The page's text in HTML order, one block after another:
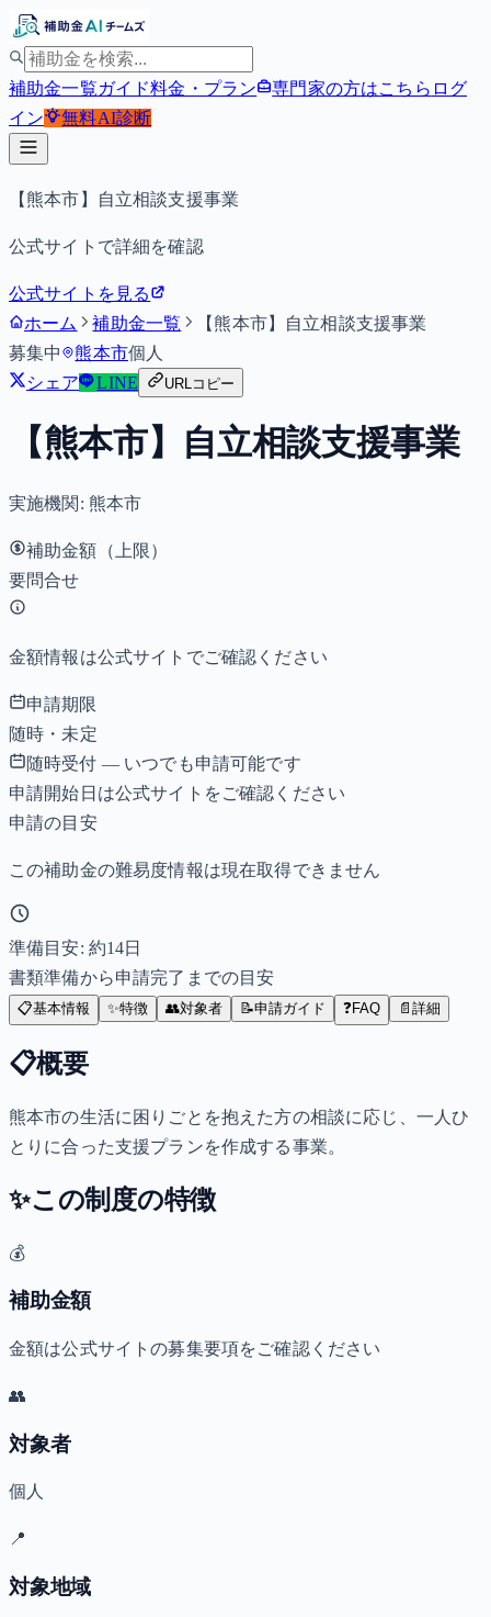
補助金一覧ガイド料金・プラン 専門家の方はこちら ログ
イン
無料AI診断
【熊本市】自立相談支援事業
公式サイトで詳細を確認
公式サイトを見る
ホーム
補助金一覧
【熊本市】自立相談支援事業
募集中
熊本市個人
シェア
LINE URLコピー
【熊本市】自立相談支援事業
実施機関: 熊本市
補助金額（上限）
要問合せ
金額情報は公式サイトでご確認ください
申請期限
随時・未定
随時受付 — いつでも申請可能です
申請開始日は公式サイトをご確認ください
申請の目安
この補助金の難易度情報は現在取得できません
準備目安: 約14日
書類準備から申請完了までの目安
📋基本情報 ✨特徴 👥対象者 📝申請ガイド ❓FAQ 📄 詳細
📋概要
熊本市の生活に困りごとを抱えた方の相談に応じ、一人ひ
とりに合った支援プランを作成する事業。
✨この制度の特徴
💰
補助金額
金額は公式サイトの募集要項をご確認ください
👥
対象者
個人
📍
対象地域